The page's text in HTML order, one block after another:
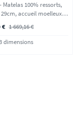
Matelas 100% ressorts,
accueil moelleux -
€ 1 669,16 €
dimensions